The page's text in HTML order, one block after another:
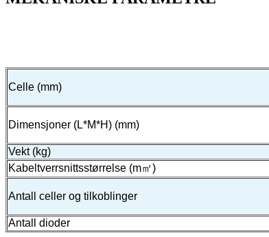
Celle (mm)
Dimensjoner (L*M*H) (mm)
Vekt (kg)
Kabeltverrsnittsstørrelse (m㎡)
Antall celler og tilkoblinger
Antall dioder